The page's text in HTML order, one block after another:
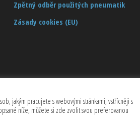
Zpětný odběr použitých pneumatik
Zásady cookies (EU)
s.r.o (Všechna práva vyhrazena)
jakým pracujete s webovými stránkami, vstřícněji s
níže, můžete si zde zvolit svou preferovanou